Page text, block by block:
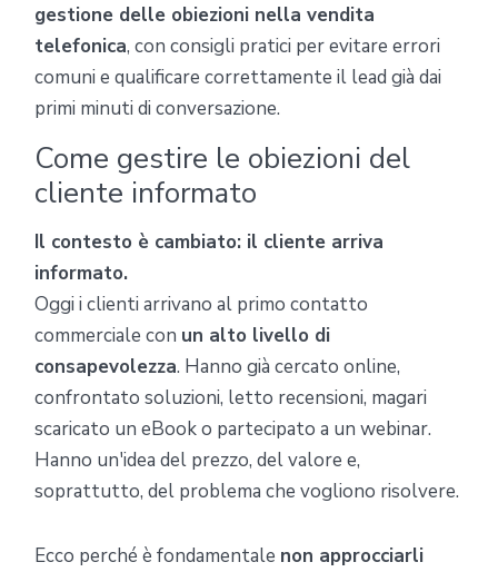
gestione delle obiezioni nella vendita
telefonica, con consigli pratici per evitare errori
comuni e qualificare correttamente il lead già dai
primi minuti di conversazione.
Come gestire le obiezioni del
cliente informato
Il contesto è cambiato: il cliente arriva
informato.
Oggi i clienti arrivano al primo contatto
commerciale con un alto livello di
consapevolezza. Hanno già cercato online,
confrontato soluzioni, letto recensioni, magari
scaricato un eBook o partecipato a un webinar.
Hanno un'idea del prezzo, del valore e,
soprattutto, del problema che vogliono risolvere.
Ecco perché è fondamentale non approcciarli